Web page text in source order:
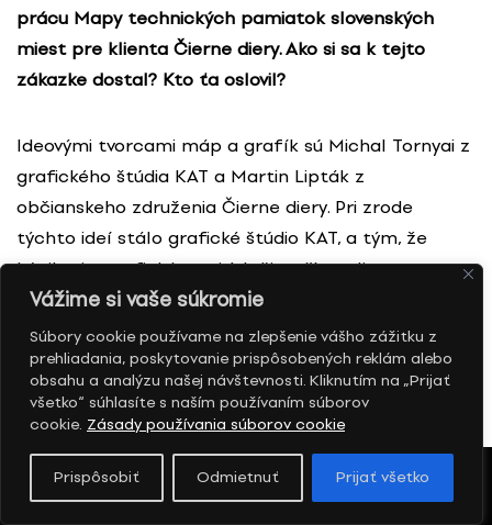
Vážime si vaše súkromie
Súbory cookie používame na zlepšenie vášho zážitku z
prehliadania, poskytovanie prispôsobených reklám alebo
obsahu a analýzu našej návštevnosti. Kliknutím na „Prijať
všetko“ súhlasíte s naším používaním súborov
cookie. Zásady používania súborov cookie
Prispôsobiť Odmietnuť Prijať všetko
prácu Mapy technických pamiatok slovenských
miest pre klienta Čierne diery. Ako si sa k tejto
zákazke dostal? Kto ťa oslovil?
Ideovými tvorcami máp a grafík sú Michal Tornyai z
grafického štúdia KAT a Martin Lipták z
občianskeho združenia Čierne diery. Pri zrode
týchto ideí stálo grafické štúdio KAT, a tým, že
kúpilo risografický stroj (tlačiareň), stali sme sa
dvornou tlačiarňou pre ich grafiky, ktoré propagujú
industriálne a technické pamiatky. Mne sa to v roku
2016 pred Vianocami dostalo na stôl, mal som
navrhnúť mapu technických pamiatok Bratislavy.
Príliš sa mi do toho pred sviatkami nechcelo, ale
chytil som sa toho. Vytvoril som výrazný vizuálny
princíp, pomocou ktorého som začal prekresľovať